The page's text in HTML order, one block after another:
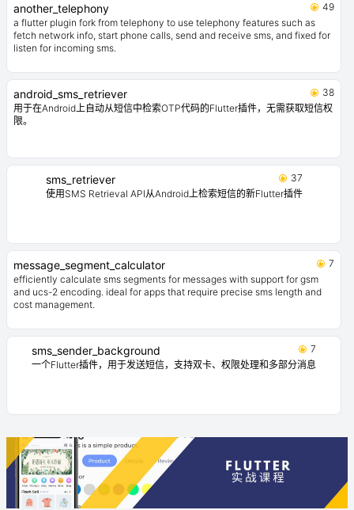
another_telephony
49
a flutter plugin fork from telephony to use telephony features such as
fetch network info, start phone calls, send and receive sms, and fixed for
listen for incoming sms.
android_sms_retriever
38
用于在Android上自动从短信中检索OTP代码的Flutter插件，无需获取短信权
限。
sms_retriever
37
使用SMS Retrieval API从Android上检索短信的新Flutter插件
message_segment_calculator
7
efficiently calculate sms segments for messages with support for gsm
and ucs-2 encoding. ideal for apps that require precise sms length and
cost management.
sms_sender_background
7
一个Flutter插件，用于发送短信，支持双卡、权限处理和多部分消息